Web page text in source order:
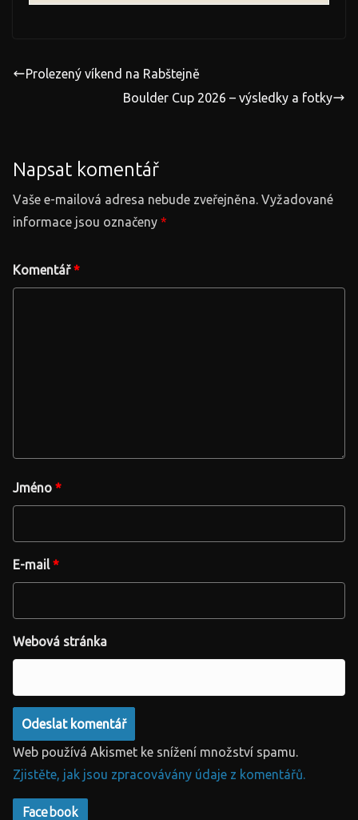
Prolezený víkend na Rabštejně
Boulder Cup 2026 – výsledky a fotky
Napsat komentář
Vaše e-mailová adresa nebude zveřejněna. Vyžadované
informace jsou označeny *
Komentář*
Jméno *
E-mail*
Webová stránka
Web používá Akismet ke snížení množství spamu.
Zjistěte, jak jsou zpracovávány údaje z komentářů.
Facebook